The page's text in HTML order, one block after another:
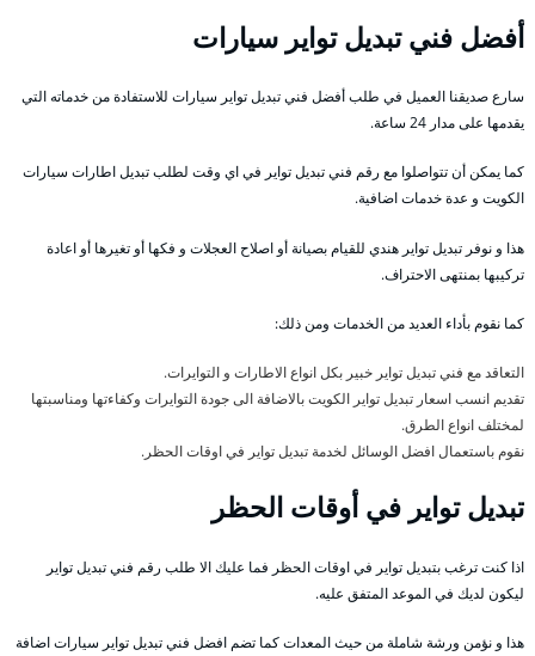
أفضل فني تبديل تواير سيارات
سارع صديقنا العميل في طلب أفضل فني تبديل تواير سيارات للاستفادة من خدماته التي
يقدمها على مدار 24 ساعة.
كما يمكن أن تتواصلوا مع رقم فني تبديل تواير في اي وقت لطلب تبديل اطارات سيارات
الكويت و عدة خدمات اضافية.
هذا و نوفر تبديل تواير هندي للقيام بصيانة أو اصلاح العجلات و فكها أو تغيرها أو اعادة
تركيبها بمنتهى الاحتراف.
كما نقوم بأداء العديد من الخدمات ومن ذلك:
التعاقد مع فني تبديل تواير خبير بكل انواع الاطارات و التوايرات.
تقديم انسب اسعار تبديل تواير الكويت بالاضافة الى جودة التوايرات وكفاءتها ومناسبتها
لمختلف انواع الطرق.
نقوم باستعمال افضل الوسائل لخدمة تبديل تواير في اوقات الحظر.
تبديل تواير في أوقات الحظر
اذا كنت ترغب بتبديل تواير في اوقات الحظر فما عليك الا طلب رقم فني تبديل تواير
ليكون لديك في الموعد المتفق عليه.
هذا و نؤمن ورشة شاملة من حيث المعدات كما تضم افضل فني تبديل تواير سيارات اضافة